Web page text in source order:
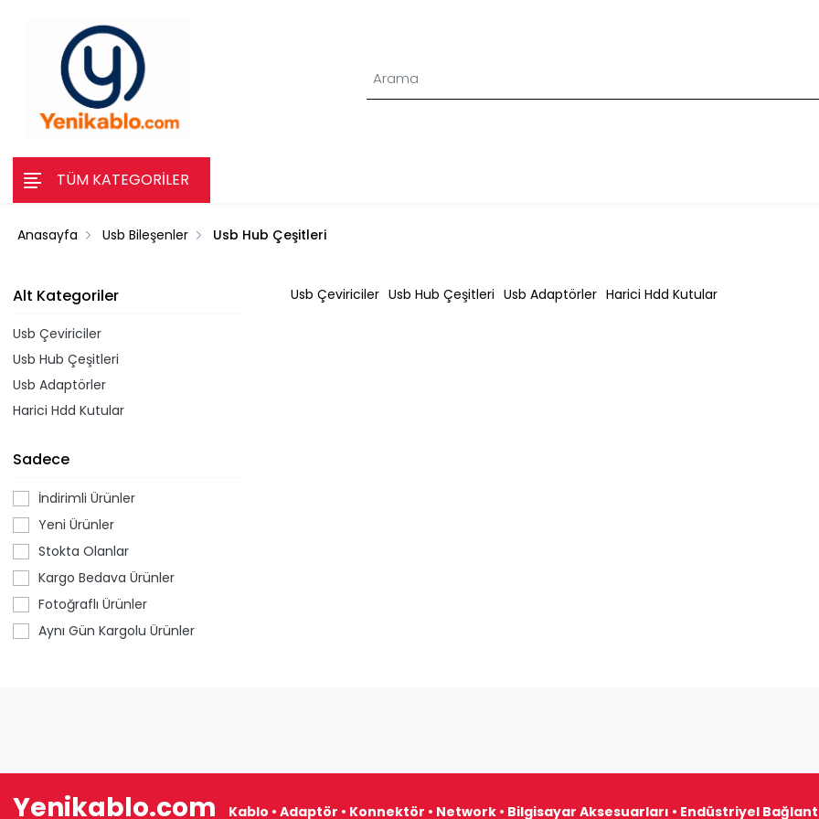
TÜM KATEGORİLER
Anasayfa Usb Bileşenler Usb Hub Çeşitleri
Alt Kategoriler
Usb Çeviriciler
Usb Hub Çeşitleri
Usb Adaptörler
Harici Hdd Kutular
Sadece
İndirimli Ürünler
Yeni Ürünler
Stokta Olanlar
Kargo Bedava Ürünler
Fotoğraflı Ürünler
Aynı Gün Kargolu Ürünler
Usb Çeviriciler Usb Hub Çeşitleri Usb Adaptörler Harici Hdd Kutular
Yenikablo.com Kablo • Adaptör • Konnektör • Network • Bilgisayar Aksesuarları • Endüstriyel